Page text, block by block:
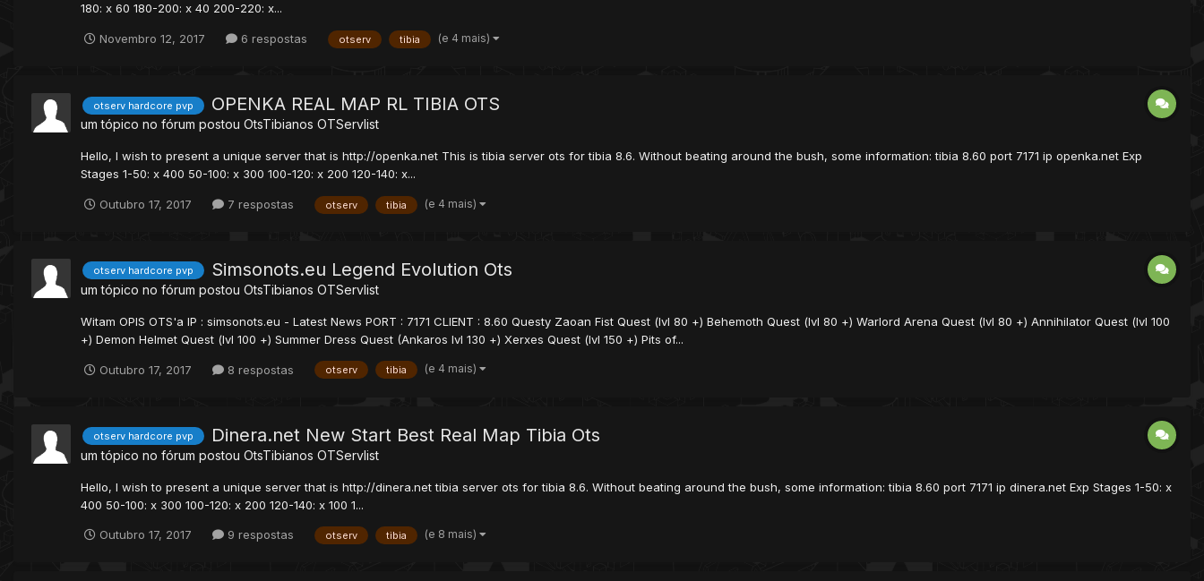
180: x 60 180-200: x 40 200-220: x...
Novembro 12, 2017 6 respostas otserv tibia (e 4 mais)
otserv hardcore pvp OPENKA REAL MAP RL TIBIA OTS
um tópico no fórum postou OtsTibianos OTServlist
Hello, I wish to present a unique server that is http://openka.net This is tibia server ots for tibia 8.6. Without beating around the bush, some information: tibia 8.60 port 7171 ip openka.net Exp
Stages 1-50: x 400 50-100: x 300 100-120: x 200 120-140: x...
Outubro 17, 2017 7 respostas otserv tibia (e 4 mais)
otserv hardcore pvp Simsonots.eu Legend Evolution Ots
um tópico no fórum postou OtsTibianos OTServlist
Witam OPIS OTS'a IP : simsonots.eu - Latest News PORT : 7171 CLIENT : 8.60 Questy Zaoan Fist Quest (lvl 80 +) Behemoth Quest (lvl 80 +) Warlord Arena Quest (lvl 80 +) Annihilator Quest (lvl 100
+) Demon Helmet Quest (lvl 100 +) Summer Dress Quest (Ankaros lvl 130 +) Xerxes Quest (lvl 150 +) Pits of...
Outubro 17, 2017 8 respostas otserv tibia (e 4 mais)
otserv hardcore pvp Dinera.net New Start Best Real Map Tibia Ots
um tópico no fórum postou OtsTibianos OTServlist
Hello, I wish to present a unique server that is http://dinera.net tibia server ots for tibia 8.6. Without beating around the bush, some information: tibia 8.60 port 7171 ip dinera.net Exp Stages 1-50: x
400 50-100: x 300 100-120: x 200 120-140: x 100 1...
Outubro 17, 2017 9 respostas otserv tibia (e 8 mais)